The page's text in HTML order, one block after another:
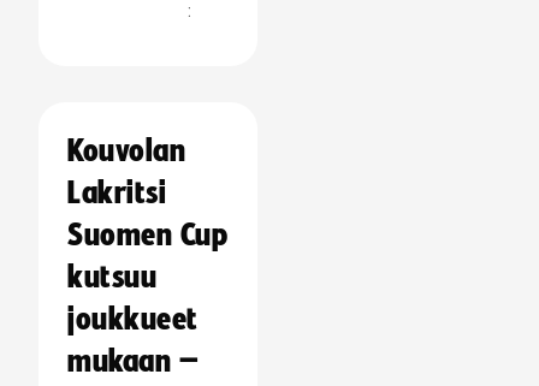
:
Kouvolan
Lakritsi
Suomen Cup
kutsuu
joukkueet
mukaan –